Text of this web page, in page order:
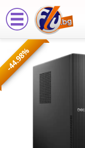
Dell
Slim
-44.98%